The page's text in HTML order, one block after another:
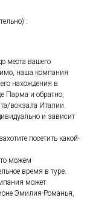
:
места вашего
наша компания
нахождения в
Парма и обратно,
вокзала Италии.
и зависит
посетить какой-
можем
время в туре.
может
Эмилия-Романья,